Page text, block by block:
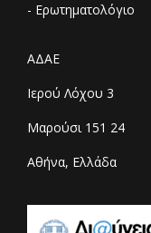
- Ερωτηματολόγιο
ΑΔΑΕ
Ιερού Λόχου 3
Μαρούσι 151 24
Αθήνα, Ελλάδα